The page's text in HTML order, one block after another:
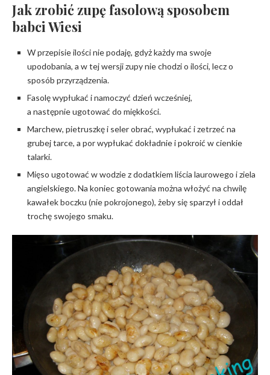
Jak zrobić zupę fasolową sposobem
babci Wiesi
W przepisie ilości nie podaję, gdyż każdy ma swoje
upodobania, a w tej wersji zupy nie chodzi o ilości, lecz o
sposób przyrządzenia.
Fasolę wypłukać i namoczyć dzień wcześniej,
a następnie ugotować do miękkości.
Marchew, pietruszkę i seler obrać, wypłukać i zetrzeć na
grubej tarce, a por wypłukać dokładnie i pokroić w cienkie
talarki.
Mięso ugotować w wodzie z dodatkiem liścia laurowego i ziela
angielskiego. Na koniec gotowania można włożyć na chwilę
kawałek boczku (nie pokrojonego), żeby się sparzył i oddał
trochę swojego smaku.